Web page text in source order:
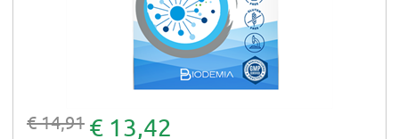
€ 14,91 € 13,42